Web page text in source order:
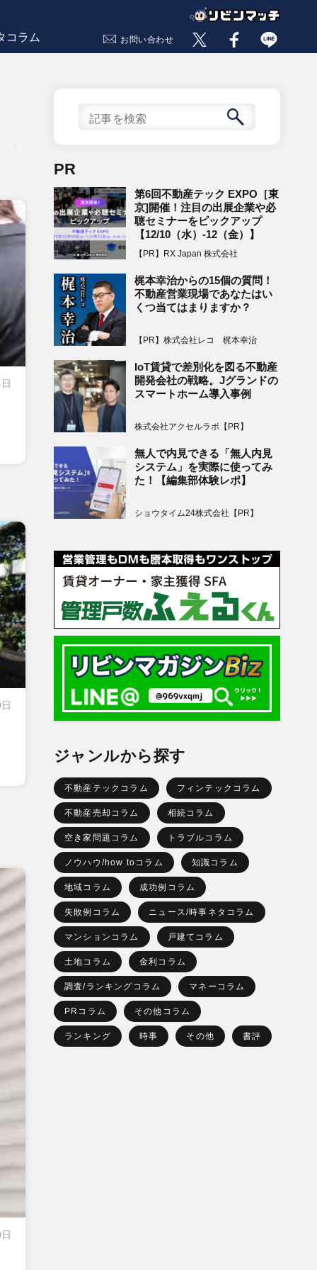
コラム お問い合わせ
PR
第6回不動産テック EXPO［東
京]開催！注目の出展企業や必
聴セミナーをピックアップ
【12/10（水）-12（金）】
【PR】RX Japan 株式会社
梶本幸治からの15個の質問！
不動産営業現場であなたはい
くつ当てはまりますか？
【PR】株式会社レコ 梶本幸治
IoT賃貸で差別化を図る不動産
開発会社の戦略。Jグランドの
スマートホーム導入事例
株式会社アクセルラボ【PR】
無人で内見できる「無人内見
システム」を実際に使ってみ
た！【編集部体験レポ】
ショウタイム24株式会社【PR】
ジャンルから探す
不動産テックコラム フィンテックコラム
不動産売却コラム 相続コラム
空き家問題コラム トラブルコラム
ノウハウ/how toコラム 知識コラム
地域コラム 成功例コラム
失敗例コラム ニュース/時事ネタコラム
マンションコラム 戸建てコラム
土地コラム 金利コラム
調査/ランキングコラム マネーコラム
PRコラム その他コラム
ランキング 時事 その他 書評